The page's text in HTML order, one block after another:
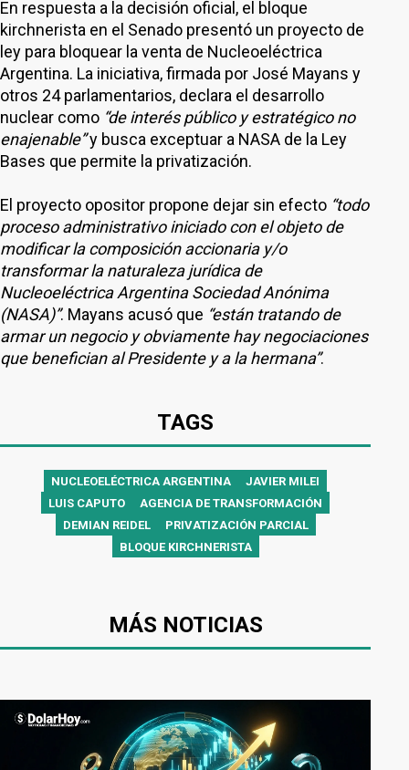
En respuesta a la decisión oficial, el bloque
kirchnerista en el Senado presentó un proyecto de
ley para bloquear la venta de Nucleoeléctrica
Argentina. La iniciativa, firmada por José Mayans y
otros 24 parlamentarios, declara el desarrollo
nuclear como “de interés público y estratégico no
enajenable”y busca exceptuar a NASA de la Ley
Bases que permite la privatización.
El proyecto opositor propone dejar sin efecto “todo
proceso administrativo iniciado con el objeto de
modificar la composición accionaria y/o
transformar la naturaleza jurídica de
Nucleoeléctrica Argentina Sociedad Anónima
(NASA)”. Mayans acusó que “están tratando de
armar un negocio y obviamente hay negociaciones
que benefician al Presidente y a la hermana”.
TAGS
NUCLEOELÉCTRICA ARGENTINA
JAVIER MILEI
LUIS CAPUTO
AGENCIA DE TRANSFORMACIÓN
DEMIAN REIDEL
PRIVATIZACIÓN PARCIAL
BLOQUE KIRCHNERISTA
MÁS NOTICIAS